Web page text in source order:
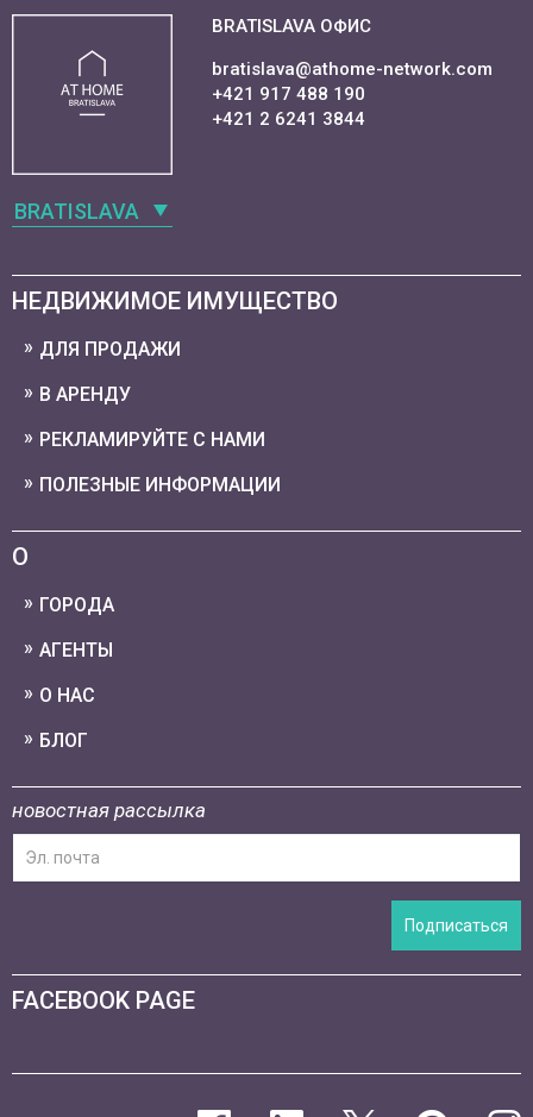
BRATISLAVA
BRATISLAVA ОФИС
bratislava@athome-network.com
+421 917 488 190
+421 2 6241 3844
НЕДВИЖИМОЕ ИМУЩЕСТВО
ДЛЯ ПРОДАЖИ
В АРЕНДУ
РЕКЛАМИРУЙТЕ С НАМИ
ПОЛЕЗНЫЕ ИНФОРМАЦИИ
О
ГОРОДА
АГЕНТЫ
О НАС
БЛОГ
новостная рассылка
Подписаться
FACEBOOK PAGE